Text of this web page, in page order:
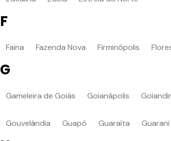
F
Faina Fazenda Nova Firminópolis
G
Gameleira de Goiás Goianápolis
Gouvelândia Guapó Guaraíta